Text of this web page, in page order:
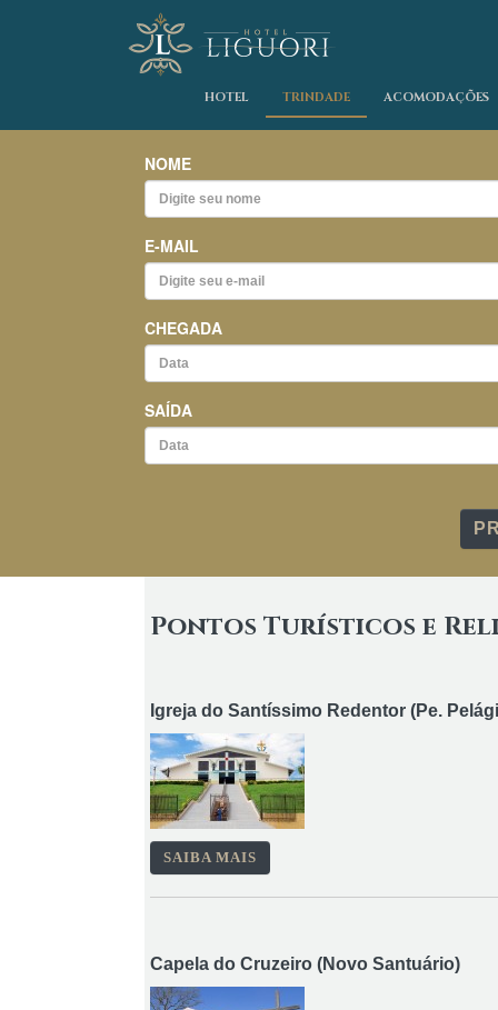
HOTEL TRINDADE ACOMODAÇÕES
NOME
E-MAIL
CHEGADA
SAÍDA
Pontos Turísticos e
Igreja do Santíssimo Redentor (Pe.
SAIBA MAIS
Capela do Cruzeiro (Novo Santuário)